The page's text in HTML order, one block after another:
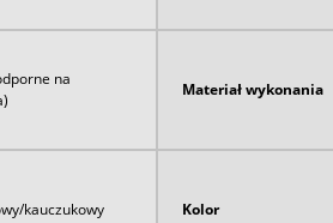
na
Materiał wykonania
kauczukowy Kolor